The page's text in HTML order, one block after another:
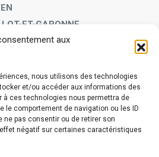
aux
nous utilisons des technologies
et/ou accéder aux informations des
à ces technologies nous permettra de
le comportement de navigation ou les ID
ne pas consentir ou de retirer son
négatif sur certaines caractéristiques
LOT-ET-GARONNE